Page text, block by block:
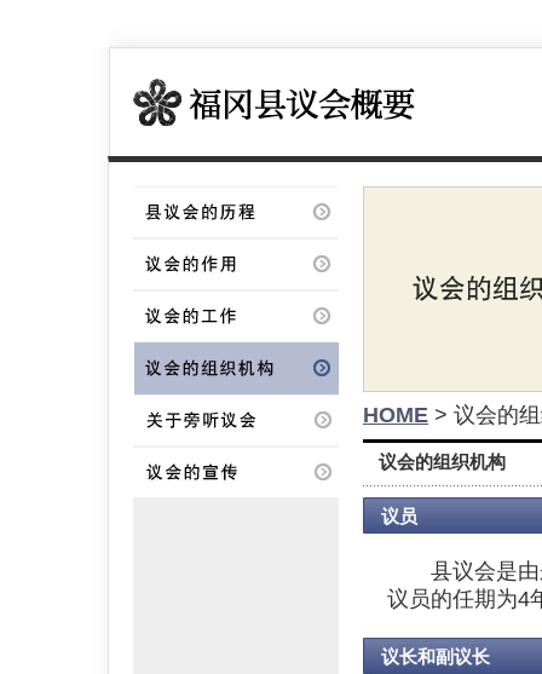
HOME > 议会的
议会的组织机构
议员
县议会是由
议员的任期为4
议长和副议长